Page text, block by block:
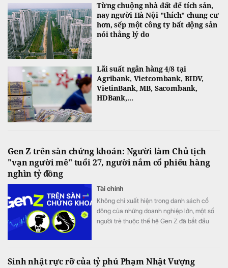
Từng chuộng nhà đất để tích sản,
nay người Hà Nội "thích" chung cư
hơn, sếp một công ty bất động sản
nói thẳng lý do
Lãi suất ngân hàng 4/8 tại
Agribank, Vietcombank, BIDV,
VietinBank, MB, Sacombank,
HDBank,...
Gen Z trên sàn chứng khoán: Người làm Chủ tịch
"vạn người mê" tuổi 27, người nắm cổ phiếu hàng
nghìn tỷ đồng
Tài chính
Không chỉ xuất hiện trong danh sách cổ
đông của những doanh nghiệp lớn, một số
người trẻ thuộc thế hệ Gen Z đã bắt đầu
Sinh nhật rực rỡ của tỷ phú Phạm Nhật Vượng